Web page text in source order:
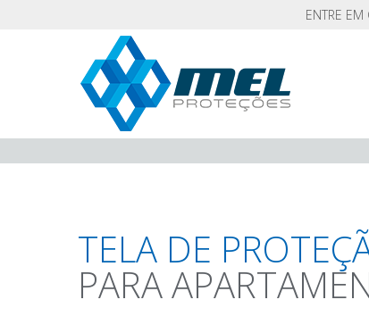
ENTRE EM
TELA DE
PARA